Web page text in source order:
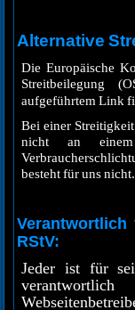
Alternative
Die Europäische
Streitbeilegung
aufgeführtem Link
Bei einer
nicht an einem
besteht für uns nicht.
RStV:
Jeder ist für